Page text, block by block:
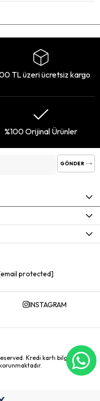
TL üzeri ücretsiz kargo
%100 Orijinal Ürünler
GÖNDER
protected]
INSTAGRAM
Kredi kartı bilgileriniz